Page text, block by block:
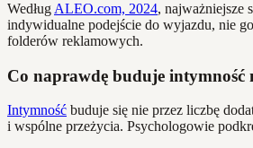
Według ALEO.com, 2024, najważniejsze
indywidualne podejście do wyjazdu, nie
folderów reklamowych.
Co naprawdę buduje intymność
Intymność buduje się nie przez liczbę
i wspólne przeżycia. Psychologowie